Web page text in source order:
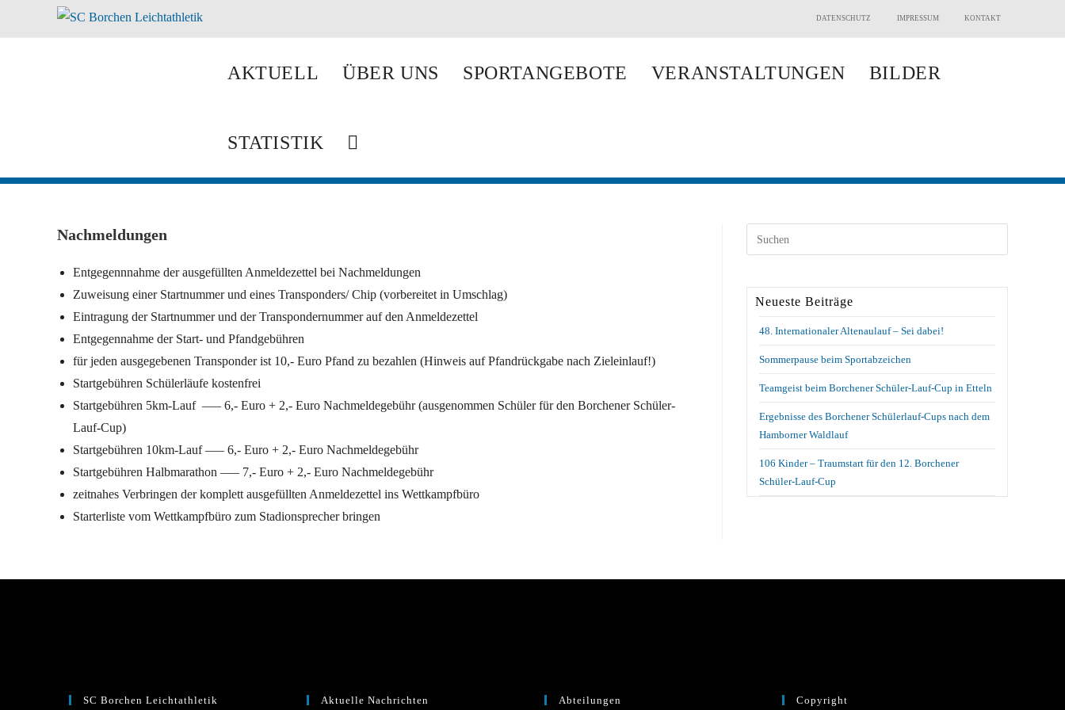
DATENSCHUTZ IMPRESSUM KONTAKT
AKTUELL ÜBER UNS SPORTANGEBOTE VERANSTALTUNGEN BILDER
STATISTIK
Nachmeldungen
Entgegennnahme der ausgefüllten Anmeldezettel bei Nachmeldungen
Zuweisung einer Startnummer und eines Transponders/ Chip (vorbereitet in Umschlag)
Eintragung der Startnummer und der Transpondernummer auf den Anmeldezettel
Entgegennahme der Start- und Pfandgebühren
für jeden ausgegebenen Transponder ist 10,- Euro Pfand zu bezahlen (Hinweis auf Pfandrückgabe nach Zieleinlauf!)
Startgebühren Schülerläufe kostenfrei
Startgebühren 5km-Lauf —– 6,- Euro + 2,- Euro Nachmeldegebühr (ausgenommen Schüler für den Borchener Schüler-
Lauf-Cup)
Startgebühren 10km-Lauf —– 6,- Euro + 2,- Euro Nachmeldegebühr
Startgebühren Halbmarathon —– 7,- Euro + 2,- Euro Nachmeldegebühr
zeitnahes Verbringen der komplett ausgefüllten Anmeldezettel ins Wettkampfbüro
Starterliste vom Wettkampfbüro zum Stadionsprecher bringen
Neueste Beiträge
48. Internationaler Altenaulauf – Sei dabei!
Sommerpause beim Sportabzeichen
Teamgeist beim Borchener Schüler-Lauf-Cup in Etteln
Ergebnisse des Borchener Schülerlauf-Cups nach dem
Hamborner Waldlauf
106 Kinder – Traumstart für den 12. Borchener
Schüler-Lauf-Cup
SC Borchen Leichtathletik Aktuelle Nachrichten Abteilungen Copyright